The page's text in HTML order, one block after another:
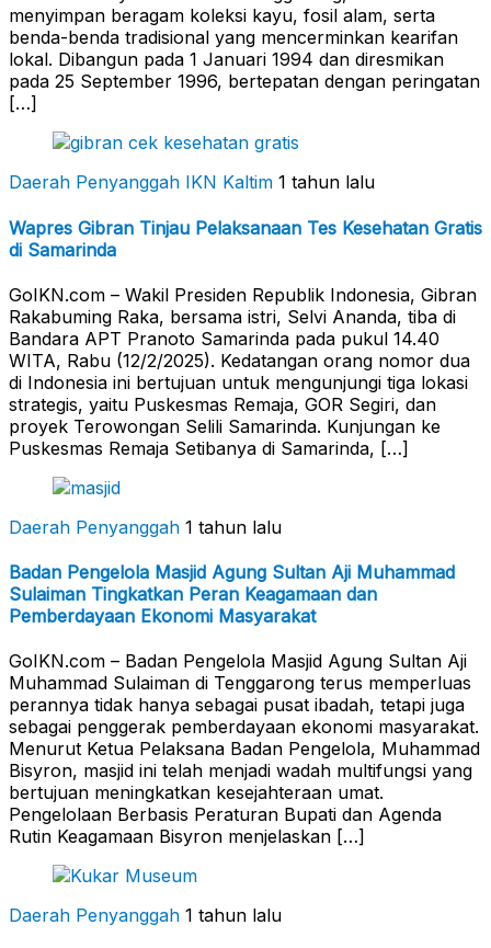
menyimpan beragam koleksi kayu, fosil alam, serta
benda-benda tradisional yang mencerminkan kearifan
lokal. Dibangun pada 1 Januari 1994 dan diresmikan
pada 25 September 1996, bertepatan dengan peringatan
[…]
Daerah Penyanggah IKN Kaltim 1 tahun lalu
Wapres Gibran Tinjau Pelaksanaan Tes Kesehatan Gratis
di Samarinda
GoIKN.com – Wakil Presiden Republik Indonesia, Gibran
Rakabuming Raka, bersama istri, Selvi Ananda, tiba di
Bandara APT Pranoto Samarinda pada pukul 14.40
WITA, Rabu (12/2/2025). Kedatangan orang nomor dua
di Indonesia ini bertujuan untuk mengunjungi tiga lokasi
strategis, yaitu Puskesmas Remaja, GOR Segiri, dan
proyek Terowongan Selili Samarinda. Kunjungan ke
Puskesmas Remaja Setibanya di Samarinda, […]
Daerah Penyanggah 1 tahun lalu
Badan Pengelola Masjid Agung Sultan Aji Muhammad
Sulaiman Tingkatkan Peran Keagamaan dan
Pemberdayaan Ekonomi Masyarakat
GoIKN.com – Badan Pengelola Masjid Agung Sultan Aji
Muhammad Sulaiman di Tenggarong terus memperluas
perannya tidak hanya sebagai pusat ibadah, tetapi juga
sebagai penggerak pemberdayaan ekonomi masyarakat.
Menurut Ketua Pelaksana Badan Pengelola, Muhammad
Bisyron, masjid ini telah menjadi wadah multifungsi yang
bertujuan meningkatkan kesejahteraan umat.
Pengelolaan Berbasis Peraturan Bupati dan Agenda
Rutin Keagamaan Bisyron menjelaskan […]
Daerah Penyanggah 1 tahun lalu